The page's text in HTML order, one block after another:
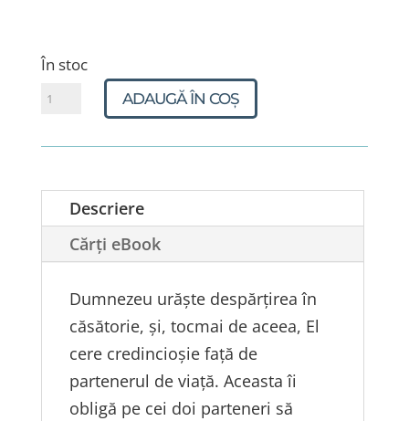
În stoc
Cantitate
și
ADAUGĂ ÎN COȘ
Descriere
Cărți eBook
Dumnezeu urăşte despărţirea în
căsătorie, şi, tocmai de aceea, El
cere credincioşie faţă de
partenerul de viaţă. Aceasta îi
obligă pe cei doi parteneri să